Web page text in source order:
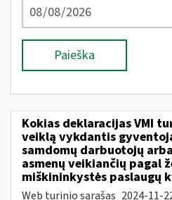
Paieška
Kokias deklaracijas VMI
veiklą vykdantis
samdomų darbuotojų
asmenų veikiančių pagal
miškininkystės paslaugų
Web turinio sąrašas 2024-11-